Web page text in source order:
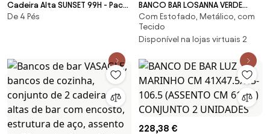
Cadeira Alta SUNSET 99H - Pack
10 unidades, Turtle Dove
De 4 Pés
BANCO BAR LOSANNA VERDE
CONJUNTO 2 PCS CM
52X59X108
Com Estofado, Metálico, com
Tecido
Disponível na lojas virtuais 2
228,38 €